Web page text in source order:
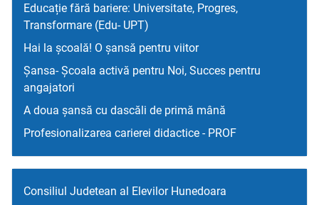
Educație fără bariere: Universitate, Progres,
Transformare (Edu- UPT)
Hai la școală! O șansă pentru viitor
Șansa- Școala activă pentru Noi, Succes pentru
angajatori
A doua șansă cu dascăli de primă mână
Profesionalizarea carierei didactice - PROF
Consiliul Judetean al Elevilor Hunedoara